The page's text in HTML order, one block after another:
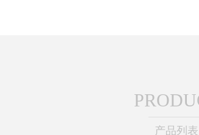
产品列表